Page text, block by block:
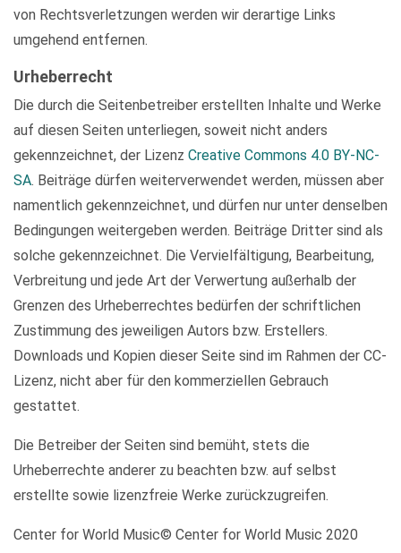
von Rechtsverletzungen werden wir derartige Links
umgehend entfernen.
Urheberrecht
Die durch die Seitenbetreiber erstellten Inhalte und Werke
auf diesen Seiten unterliegen, soweit nicht anders
gekennzeichnet, der Lizenz Creative Commons 4.0 BY-NC-
SA. Beiträge dürfen weiterverwendet werden, müssen aber
namentlich gekennzeichnet, und dürfen nur unter denselben
Bedingungen weitergeben werden. Beiträge Dritter sind als
solche gekennzeichnet. Die Vervielfältigung, Bearbeitung,
Verbreitung und jede Art der Verwertung außerhalb der
Grenzen des Urheberrechtes bedürfen der schriftlichen
Zustimmung des jeweiligen Autors bzw. Erstellers.
Downloads und Kopien dieser Seite sind im Rahmen der CC-
Lizenz, nicht aber für den kommerziellen Gebrauch
gestattet.
Die Betreiber der Seiten sind bemüht, stets die
Urheberrechte anderer zu beachten bzw. auf selbst
erstellte sowie lizenzfreie Werke zurückzugreifen.
Center for World Music© Center for World Music 2020